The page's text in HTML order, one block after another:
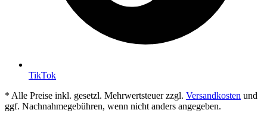
TikTok
* Alle Preise inkl. gesetzl. Mehrwertsteuer zzgl. Versandkosten und
ggf. Nachnahmegebühren, wenn nicht anders angegeben.